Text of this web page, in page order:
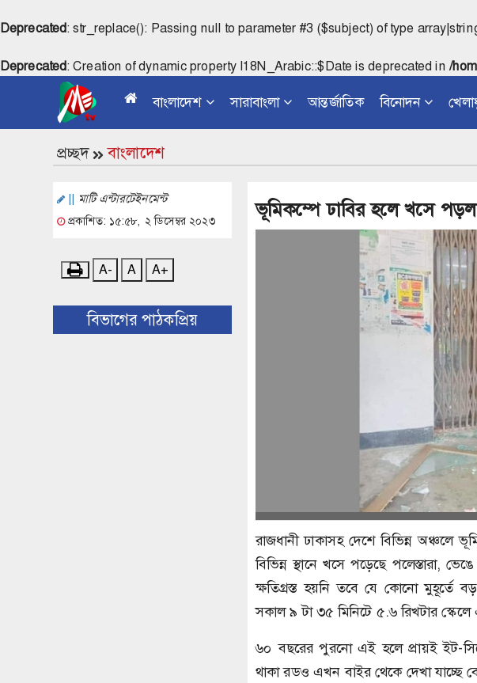
Deprecated: str_replace(): Passing null to parameter #3 ($subject) of type
Deprecated: Creation of dynamic property I18N_Arabic::$Date is deprecated in /
বাংলাদেশ সারাবাংলা আন্তর্জাতিক বিনোদন
প্রচ্ছদ বাংলাদেশ
|| মাটি এন্টারটেইনমেন্ট
প্রকাশিত: ১৫:৫৮, ২ ডিসেম্বর ২০২৩
A- A A+
বিভাগের পাঠকপ্রিয়
ভূমিকম্পে ঢাবির হলে খসে পড়ল
রাজধানী ঢাকাসহ দেশে বিভিন্ন অঞ্চলে
বিভিন্ন স্থানে খসে পড়েছে পলেস্তারা,
ক্ষতিগ্রস্ত হয়নি তবে যে কোনো মুহূর্তে বড়
সকাল ৯ টা ৩৫ মিনিটে ৫.৬ রিখটার
৬০ বছরের পুরনো এই হলে প্রায়ই ইট-
থাকা রডও এখন বাইর থেকে দেখা যাচ্ছে